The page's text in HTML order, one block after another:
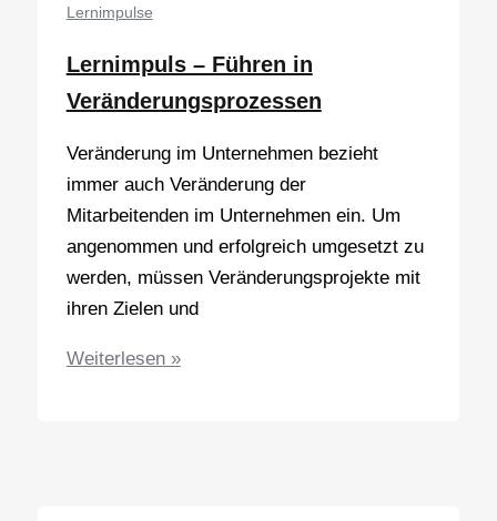
Lernimpulse
Lernimpuls – Führen in
Veränderungsprozessen
Veränderung im Unternehmen bezieht
immer auch Veränderung der
Mitarbeitenden im Unternehmen ein. Um
angenommen und erfolgreich umgesetzt zu
werden, müssen Veränderungsprojekte mit
ihren Zielen und
Lernimpuls
Weiterlesen »